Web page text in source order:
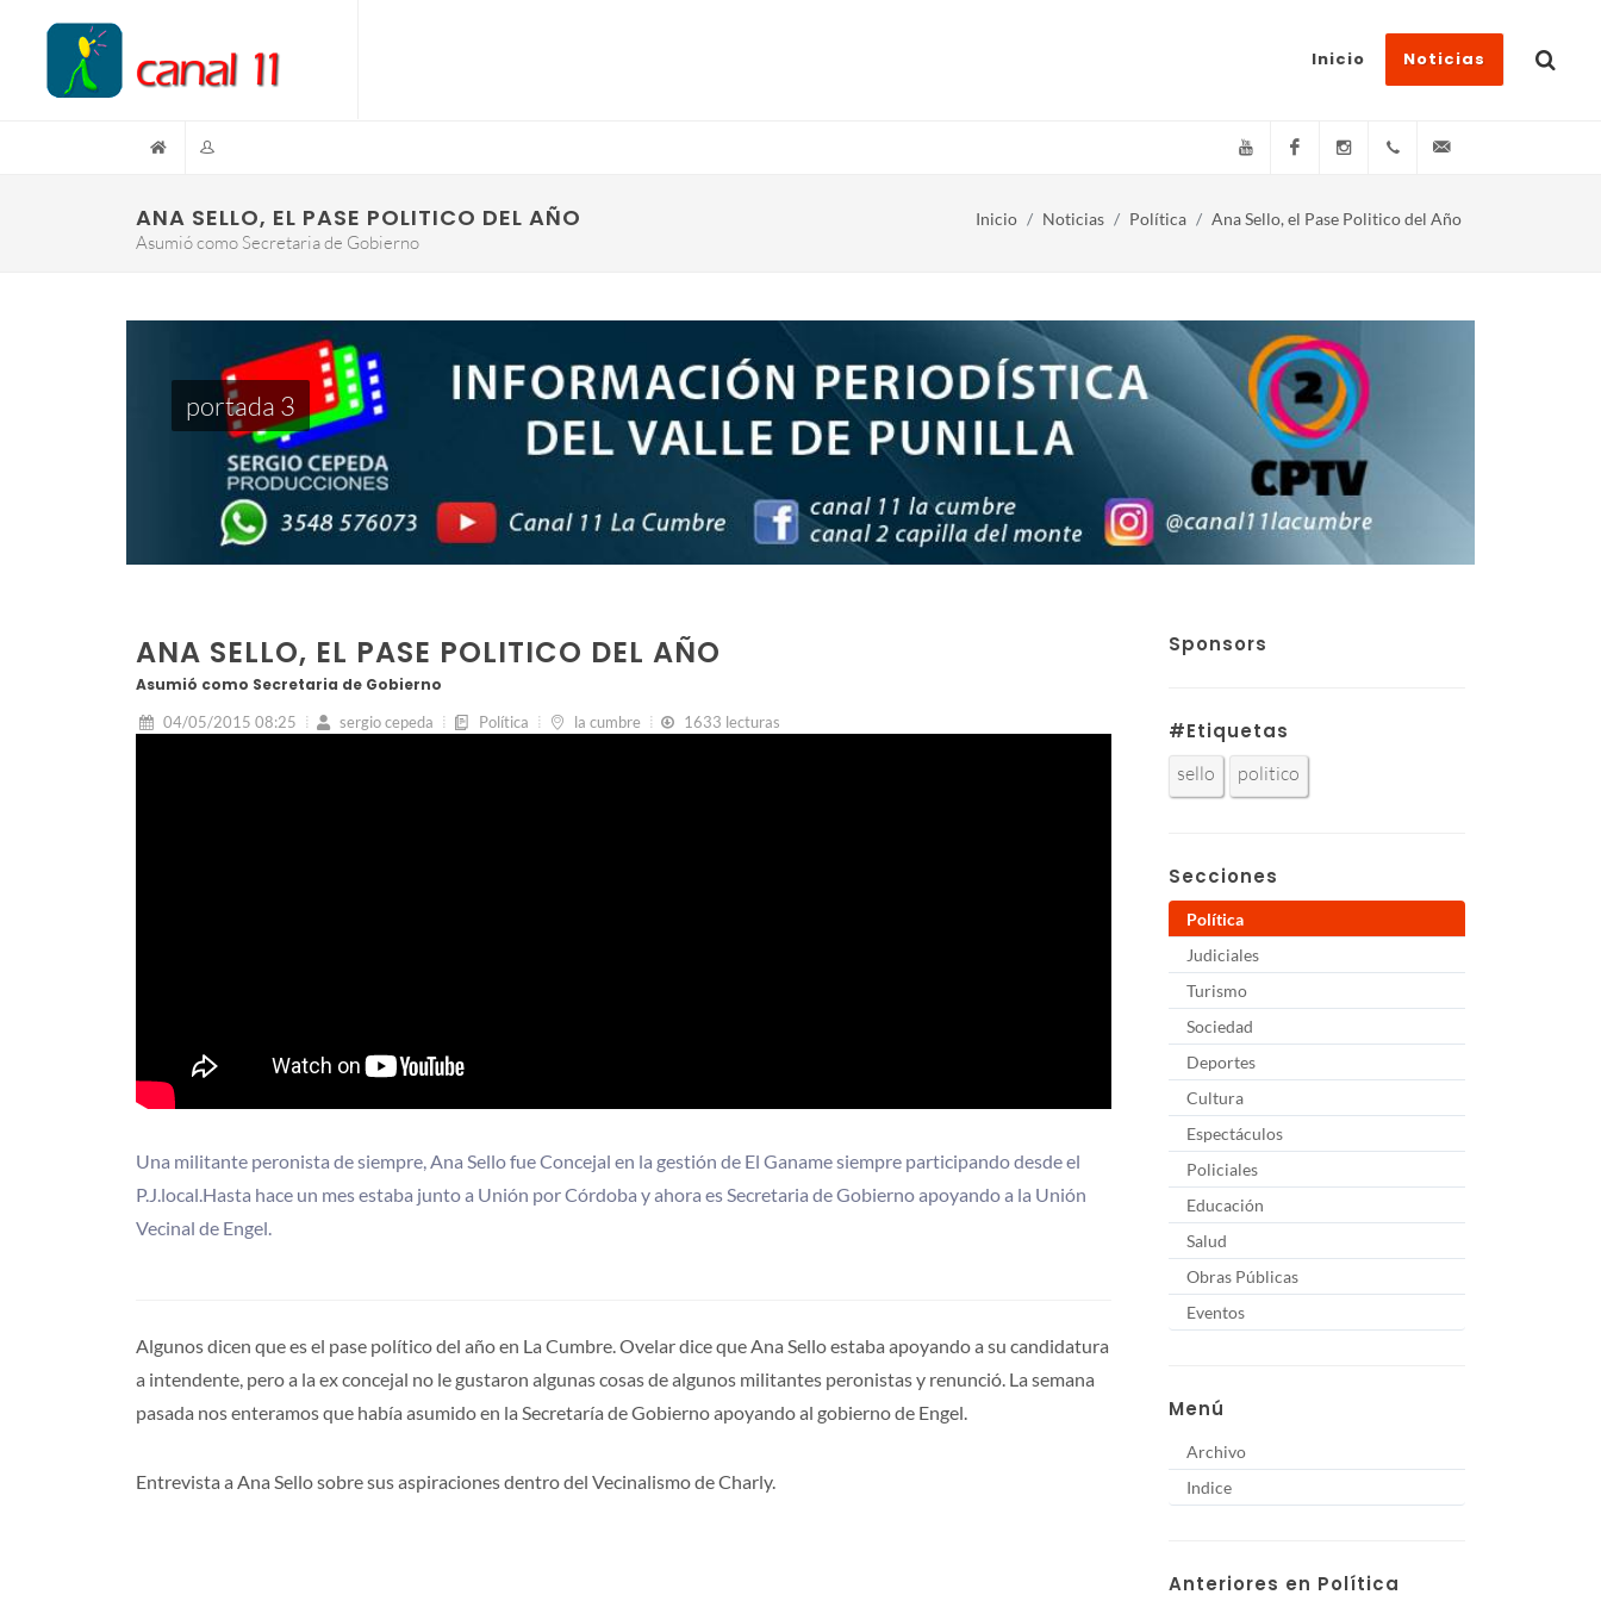
Inicio Noticias
YouTube FacebookInstagram(+54)(9)3548-576073
ANA SELLO, EL PASE POLITICO DEL AÑO
Asumió como Secretaria de Gobierno
Inicio Noticias Política Ana Sello, el Pase Politico del Año
portada 3
ANA SELLO, EL PASE POLITICO DEL AÑO
Asumió como Secretaria de Gobierno
04/05/2015 08:25 sergio cepeda Política la cumbre 1633 lecturas
Una militante peronista de siempre, Ana Sello fue Concejal en la gestión de El Ganame siempre participando desde el
P.J.local.Hasta hace un mes estaba junto a Unión por Córdoba y ahora es Secretaria de Gobierno apoyando a la Unión
Vecinal de Engel.
Algunos dicen que es el pase político del año en La Cumbre. Ovelar dice que Ana Sello estaba apoyando a su candidatura
a intendente, pero a la ex concejal no le gustaron algunas cosas de algunos militantes peronistas y renunció. La semana
pasada nos enteramos que había asumido en la Secretaría de Gobierno apoyando al gobierno de Engel.
Entrevista a Ana Sello sobre sus aspiraciones dentro del Vecinalismo de Charly.
Sponsors
#Etiquetas
sello politico
Secciones
Política
Judiciales
Turismo
Sociedad
Deportes
Cultura
Espectáculos
Policiales
Educación
Salud
Obras Públicas
Eventos
Menú
Archivo
Indice
Anteriores en Política